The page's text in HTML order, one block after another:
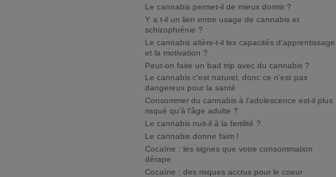
Le cannabis permet-il de mieux dormir ?
Y a t-il un lien entre usage de cannabis et
schizophrénie ?
Le cannabis altère-t-il les capacités d'apprentissage
et la motivation ?
Peut-on faire un bad trip avec du cannabis ?
Le cannabis c'est naturel, donc ce n'est pas
dangereux pour la santé
Consommer du cannabis à l’adolescence est-il plus
risqué qu’à l’âge adulte ?
Le cannabis nuit-il à la fertilité ?
Le cannabis donne faim !
Cocaïne : les signes que votre consommation
dérape
Cocaïne : des risques accrus pour le coeur